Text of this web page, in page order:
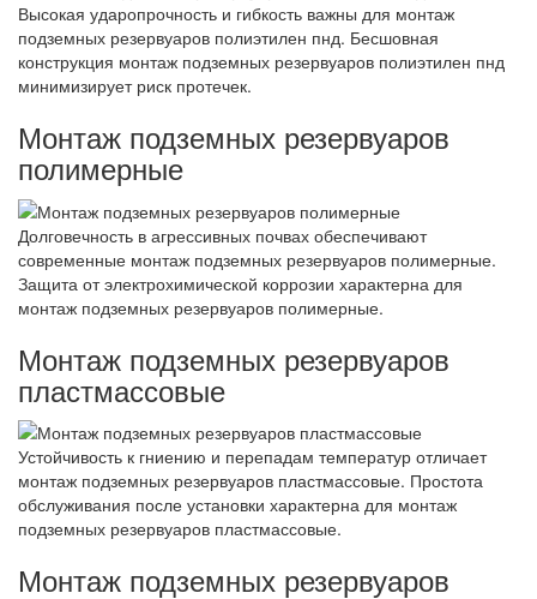
Высокая ударопрочность и гибкость важны для монтаж
подземных резервуаров полиэтилен пнд. Бесшовная
конструкция монтаж подземных резервуаров полиэтилен пнд
минимизирует риск протечек.
Монтаж подземных резервуаров
полимерные
Долговечность в агрессивных почвах обеспечивают
современные монтаж подземных резервуаров полимерные.
Защита от электрохимической коррозии характерна для
монтаж подземных резервуаров полимерные.
Монтаж подземных резервуаров
пластмассовые
Устойчивость к гниению и перепадам температур отличает
монтаж подземных резервуаров пластмассовые. Простота
обслуживания после установки характерна для монтаж
подземных резервуаров пластмассовые.
Монтаж подземных резервуаров